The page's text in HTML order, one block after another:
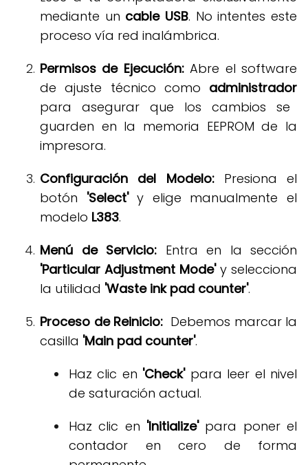
mediante un cable USB. No intentes este
proceso vía red inalámbrica.
Permisos de Ejecución:Abre el software
de ajuste técnico como administrador
para asegurar que los cambios se
guarden en la memoria EEPROM de la
impresora.
Configuración del Modelo:Presiona el
botón 'Select'y elige manualmente el
modelo L383.
Menú de Servicio: Entra en la sección
'Particular Adjustment Mode'y selecciona
la utilidad 'Waste ink pad counter'.
Proceso de Reinicio: Debemos marcar la
casilla 'Main pad counter'.
Haz clic en 'Check'para leer el nivel
de saturación actual.
Haz clic en 'Initialize'para poner el
contador en cero de forma